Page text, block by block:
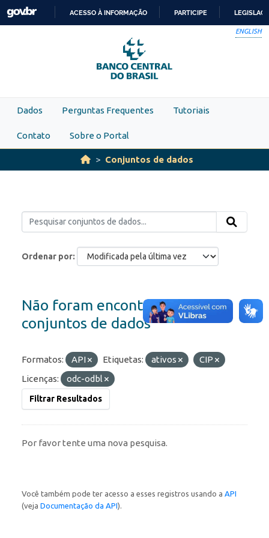
Skip to main content
PARA
O
CONTEÚDO
ACESSO À INFORMAÇÃO PARTICIPE
ENGLISH
Dados Perguntas Frequentes Tutoriais
Contato Sobre o Portal
Conjuntos de dados
Ordenar por
Não foram encontrados
conjuntos de dados
Formatos: API Etiquetas: ativos
CIP
Licenças:
odc-odbl
Filtrar Resultados
Por favor tente uma nova pesquisa.
Você também pode ter acesso a esses registros usando a API
(veja Documentação da API).